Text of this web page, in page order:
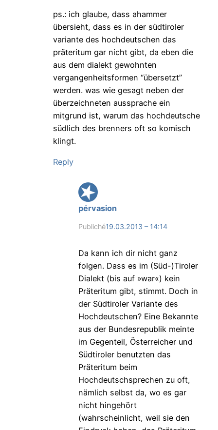
ps.: ich glaube, dass ahammer
übersieht, dass es in der südtiroler
variante des hochdeutschen das
präteritum gar nicht gibt, da eben die
aus dem dialekt gewohnten
vergangenheitsformen “übersetzt”
werden. was wie gesagt neben der
überzeichneten aussprache ein
mitgrund ist, warum das hochdeutsche
südlich des brenners oft so komisch
klingt.
Reply
pérvasion
Publiché19.03.2013 – 14:14
Da kann ich dir nicht ganz
folgen. Dass es im (Süd-)Tiroler
Dialekt (bis auf »war«) kein
Präteritum gibt, stimmt. Doch in
der Südtiroler Variante des
Hochdeutschen? Eine Bekannte
aus der Bundesrepublik meinte
im Gegenteil, Österreicher und
Südtiroler benutzten das
Präteritum beim
Hochdeutschsprechen zu oft,
nämlich selbst da, wo es gar
nicht hingehört
(wahrscheinlicht, weil sie den